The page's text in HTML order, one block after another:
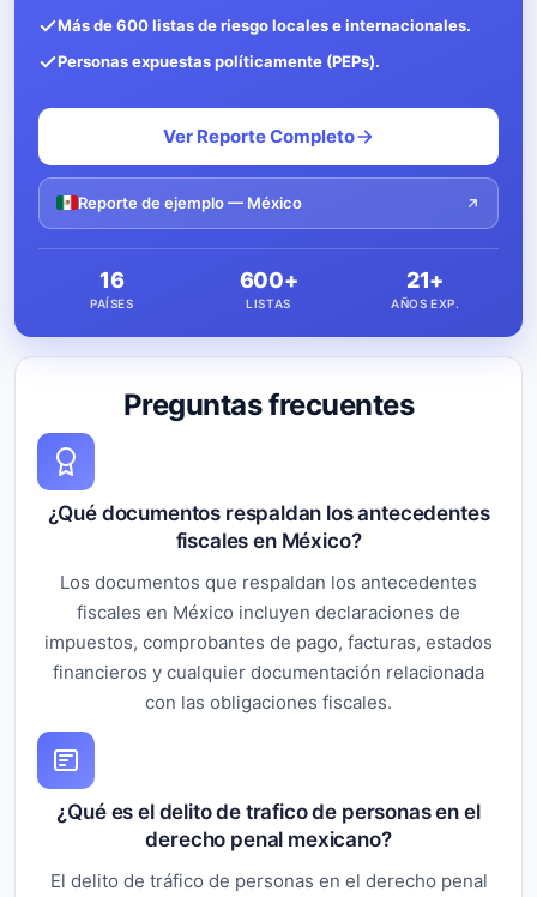
Preguntas frecuentes
¿Qué documentos respaldan los antecedentes
fiscales en México?
Los documentos que respaldan los antecedentes
fiscales en México incluyen declaraciones de
impuestos, comprobantes de pago, facturas, estados
financieros y cualquier documentación relacionada
con las obligaciones fiscales.
¿Qué es el delito de trafico de personas en el
derecho penal mexicano?
El delito de tráfico de personas en el derecho penal
Más de 600 listas de riesgo locales e internacionales.
Personas expuestas políticamente (PEPs).
Ver Reporte Completo
Reporte de ejemplo — México
16
PAÍSES
600+
LISTAS
21+
AÑOS EXP.